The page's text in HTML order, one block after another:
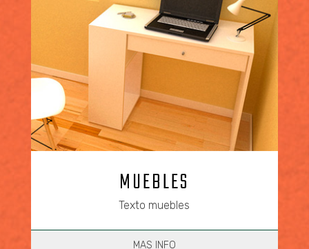
MUEBLES
Texto muebles
MAS INFO